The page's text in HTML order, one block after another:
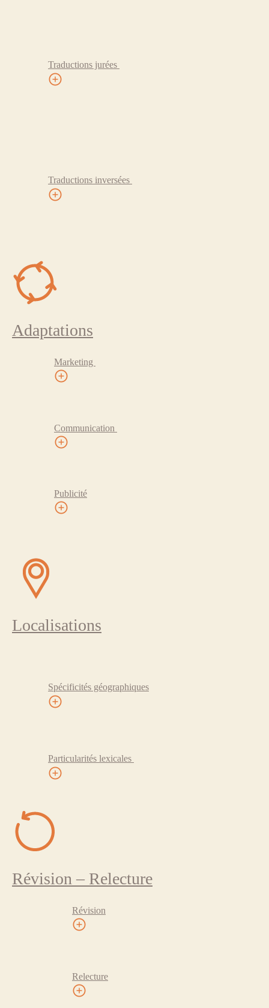
Traductions jurées
Traductions inversées
Adaptations
Marketing
Communication
Publicité
Localisations
Spécificités géographiques
Particularités lexicales
Révision – Relecture
Révision
Relecture